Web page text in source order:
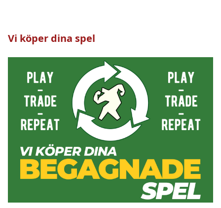
Vi köper dina spel